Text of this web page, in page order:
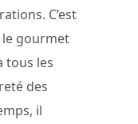
C’est
le gourmet
tous les
des
il